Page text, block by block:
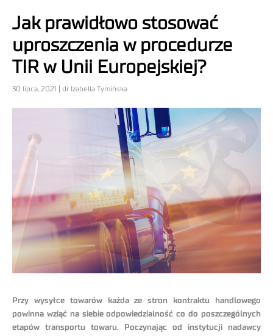
Jak prawidłowo stosować
uproszczenia w procedurze
TIR w Unii Europejskiej?
30 lipca, 2021 | dr Izabella Tymińska
Przy wysyłce towarów każda ze stron kontraktu handlowego
powinna wziąć na siebie odpowiedzialność co do poszczególnych
etapów transportu towaru. Poczynając od instytucji nadawcy